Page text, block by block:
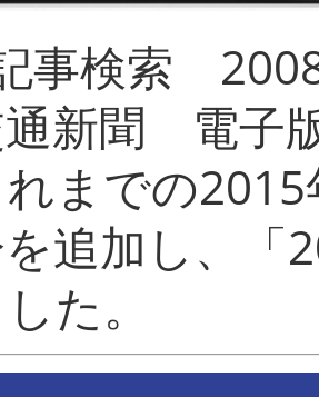
事検索
新聞 電子
までの
を追加し、「
まし